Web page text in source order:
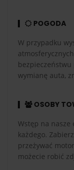
POGODA
W przypadku
bezpieczeństwu
wymianę auta,
OSOBY
Wstęp na
każdego.
przeżywać
możecie robić